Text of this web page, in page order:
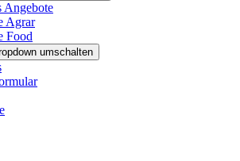
Agrar
Food
umschalten